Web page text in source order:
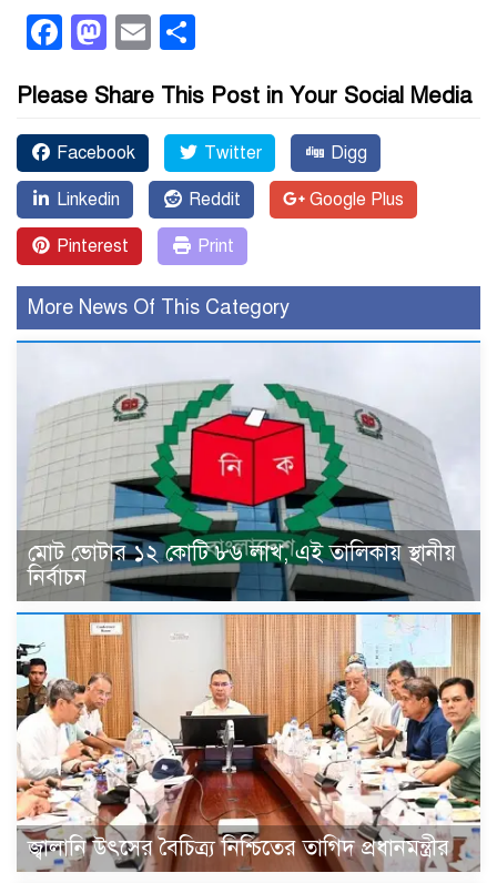
Facebook
Mastodon
Email
Please Share This Post in Your Social Media
Facebook Twitter Digg
Linkedin Reddit Google Plus
Pinterest Print
More News Of This Category
মোট ভোটার ১২ কোটি ৮৬ লাখ, এই তালিকায় স্থানীয়
নির্বাচন
জ্বালানি উৎসের বৈচিত্র্য নিশ্চিতের তাগিদ প্রধানমন্ত্রীর